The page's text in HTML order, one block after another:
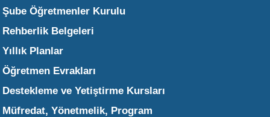
Şube Öğretmenler Kurulu
Rehberlik Belgeleri
Yıllık Planlar
Öğretmen Evrakları
Destekleme ve Yetiştirme Kursları
Müfredat, Yönetmelik, Program